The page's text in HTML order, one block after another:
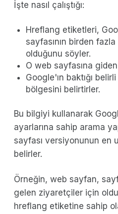
İşte nasıl çalıştığı:
Hreflang etiketleri,
sayfasının birden
olduğunu söyler.
O web sayfasına
Google'ın baktığı
bölgesini belirtirler.
Bu bilgiyi kullanarak
ayarlarına sahip arama
sayfası versiyonunun en
belirler.
Örneğin, web sayfan,
gelen ziyaretçiler için
hreflang etiketine sahip